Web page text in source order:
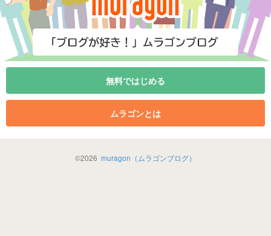
無料ではじめる
ムラゴンとは
©2026 muragon（ムラゴンブログ）